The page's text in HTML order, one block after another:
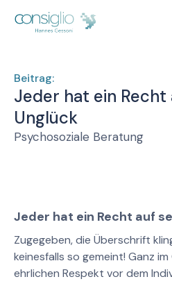
Beitrag:
Jeder hat ein Recht
Unglück
Psychosoziale Beratung
Jeder hat ein Recht auf
Zugegeben, die Überschrift
keinesfalls so gemeint! Ganz
ehrlichen Respekt vor dem